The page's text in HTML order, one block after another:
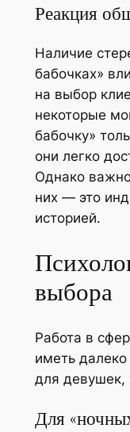
Реакция
Наличие
бабочках»
на выбор
некоторые
бабочку»
они легко
Однако
них — это
историей.
выбора
Работа в
иметь
для девушек,
Для